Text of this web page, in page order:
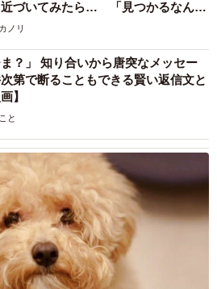
づいてみたら… 「見つかるなんて
ノリ
ま？」 知り合いから唐突なメッセー
第で断ることもできる賢い返信文と
】
と